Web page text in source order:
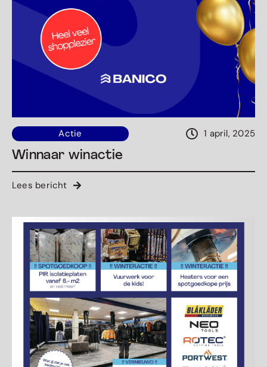
Actie 1 april, 2025
Winnaar winactie
Lees bericht